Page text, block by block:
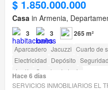
$ 1.850.000.000
Casa in Armenia,
3 3 265 m²
Aparcadero Jacuzzi Cuarto de
Electricidad Depósito
Jardín
Cancha de tenis
Hace 6 días
SERVICIOS INMOBILIARIOS EL